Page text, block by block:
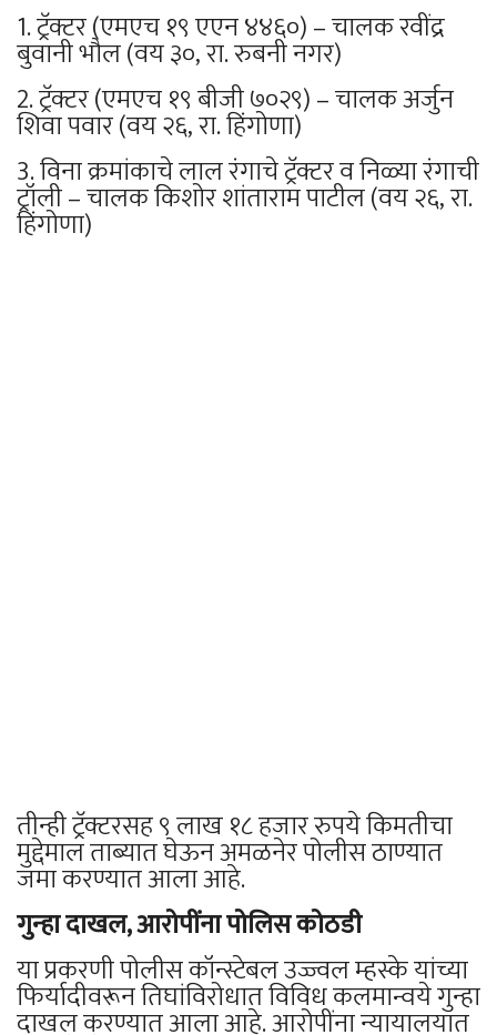
1. ट्रॅक्टर (एमएच १९ एएन ४४६०) – चालक रवींद्र
बुवानी भौल (वय ३०, रा. रुबनी नगर)
2. ट्रॅक्टर (एमएच १९ बीजी ७०२९) – चालक अर्जुन
शिवा पवार (वय २६, रा. हिंगोणा)
3. विना क्रमांकाचे लाल रंगाचे ट्रॅक्टर व निळ्या रंगाची
ट्रॉली – चालक किशोर शांताराम पाटील (वय २६, रा.
हिंगोणा)
तीन्ही ट्रॅक्टरसह ९ लाख १८ हजार रुपये किमतीचा
मुद्देमाल ताब्यात घेऊन अमळनेर पोलीस ठाण्यात
जमा करण्यात आला आहे.
गुन्हा दाखल, आरोपींना पोलिस कोठडी
या प्रकरणी पोलीस कॉन्स्टेबल उज्ज्वल म्हस्के यांच्या
फिर्यादीवरून तिघांविरोधात विविध कलमान्वये गुन्हा
दाखल करण्यात आला आहे. आरोपींना न्यायालयात